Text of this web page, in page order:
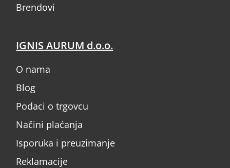
Brendovi
IGNIS AURUM d.o.o.
O nama
Blog
Podaci o trgovcu
Načini plaćanja
Isporuka i preuzimanje
Reklamacije